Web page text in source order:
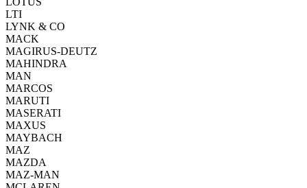
LTI
LYNK & CO
MACK
MAGIRUS-DEUTZ
MAHINDRA
MAN
MARCOS
MARUTI
MASERATI
MAXUS
MAYBACH
MAZ
MAZDA
MAZ-MAN